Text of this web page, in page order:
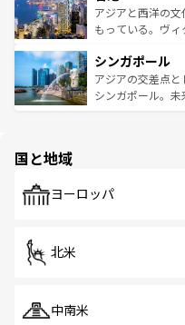
ひ現地で味わい
が旅行者を迎え
参照してほしい。
帯で自然と触れ
いビーチでリゾ
激する。気候は一
が待っている。
た文化、そして
アジアと西洋の
もっている。ヴ
み、どこを訪れて
ており、効率よ
うな絶景から文
シンガポール
アジアの交差点
シンガポール。
で、ホーカーズは
国と地域
ヨーロッパ
北米
中南米